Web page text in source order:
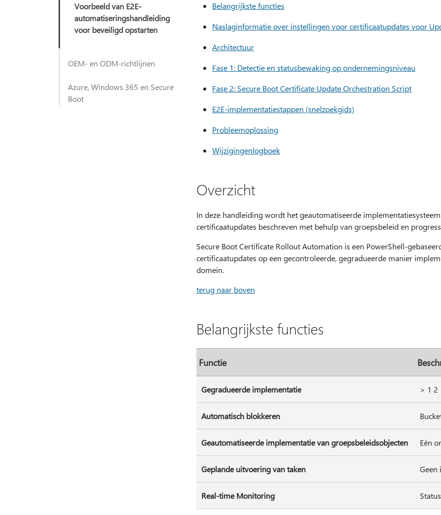
Voorbeeld van E2E-
automatiseringshandleiding
voor beveiligd opstarten
OEM- en ODM-richtlijnen
Azure, Windows 365 en Secure
Boot
Belangrijkste functies
Naslaginformatie over instellingen voor certificaatupdates voor
Architectuur
Fase 1: Detectie en statusbewaking op ondernemingsniveau
Fase 2: Secure Boot Certificate Update Orchestration Script
E2E-implementatiestappen (snelzoekgids)
Probleemoplossing
Wijzigingenlogboek
Overzicht
In deze handleiding wordt het geautomatiseerde
certificaatupdates beschreven met behulp van groepsbeleid en
Secure Boot Certificate Rollout Automation is een PowerShell-
certificaatupdates op een gecontroleerde, gegradueerde manier
domein.
terug naar boven
Belangrijkste functies
Functie
Gegradueerde implementatie > 1 2
Automatisch blokkeren
Geautomatiseerde implementatie van groepsbeleidsobjecten Eén
Geplande uitvoering van taken Geen
Real-time Monitoring